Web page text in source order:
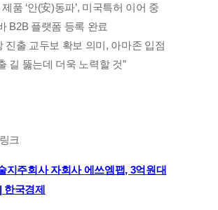
품 ‘안(安)동파’, 미국특허 이어 중
B2B 플랫폼 등록 완료
진출 교두보 확보 의미, 아마존 입점
길 뚫는데 더욱 노력할 것”
크
지주회사 자회사 에쓰엠팹, 3억원대
한국경제